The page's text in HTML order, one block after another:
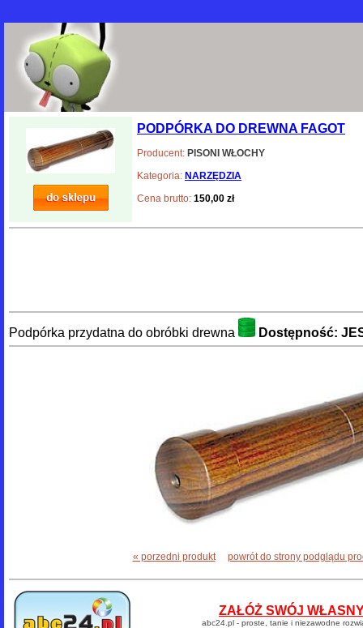
PODPÓRKA DO DREWNA FAGOT
Producent: PISONI WŁOCHY
Kategoria: NARZĘDZIA
Cena brutto: 150,00 zł
Podpórka przydatna do obróbki drewna Dostępność:
« porzedni produkt powrót do strony podglądu
ZAŁÓŻ SWÓJ
abc24.pl - proste, tanie i niezawodne